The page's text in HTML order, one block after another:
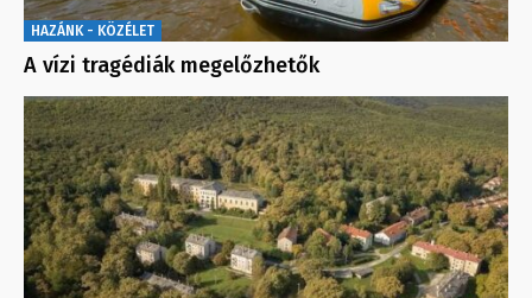
HAZÁNK - KÖZÉLET
A vízi tragédiák megelőzhetők